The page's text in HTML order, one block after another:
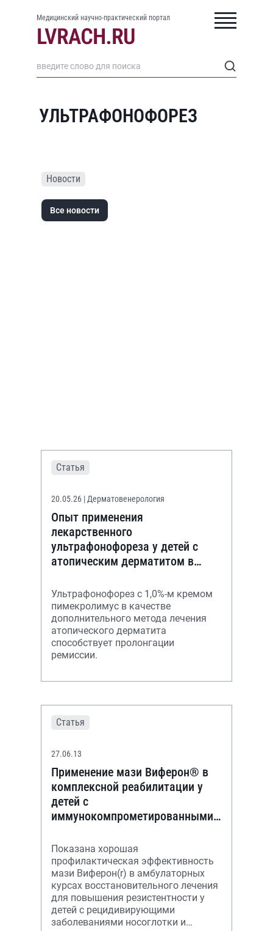
Медицинский научно-практический портал
УЛЬТРАФОНОФОРЕЗ
Новости
Все новости
Статья
20.05.26 | Дерматовенерология
Опыт применения
лекарственного
ультрафонофореза у детей с
атопическим дерматитом в
Ультрафонофорез с 1,0%-м кремом
пимекролимус в качестве
дополнительного метода лечения
атопического дерматита
способствует пролонгации
ремиссии.
Статья
27.06.13
Применение мази Виферон® в
комплексной реабилитации у
детей с
иммунокомпрометированными
Показана хорошая
профилактическая эффективность
мази Виферон(r) в амбулаторных
курсах восстановительного лечения
для повышения резистентности у
детей с рецидивирующими
заболеваниями носоглотки и